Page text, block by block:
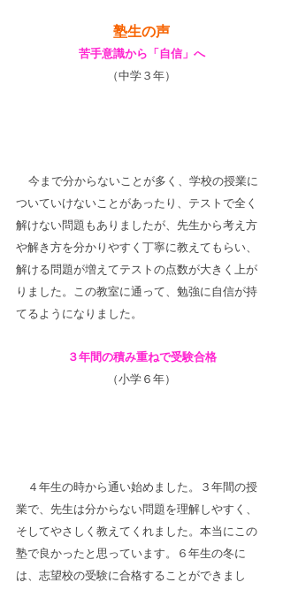
塾生の声
苦手意識から「自信」へ
（中学３年）
今まで分からないことが多く、学校の授業に
ついていけないことがあったり、テストで全く
解けない問題もありましたが、先生から考え方
や解き方を分かりやすく丁寧に教えてもらい、
解ける問題が増えてテストの点数が大きく上が
りました。この教室に通って、勉強に自信が持
てるようになりました。
３年間の積み重ねで受験合格
（小学６年）
４年生の時から通い始めました。３年間の授
業で、先生は分からない問題を理解しやすく、
そしてやさしく教えてくれました。本当にこの
塾で良かったと思っています。６年生の冬に
は、志望校の受験に合格することができまし